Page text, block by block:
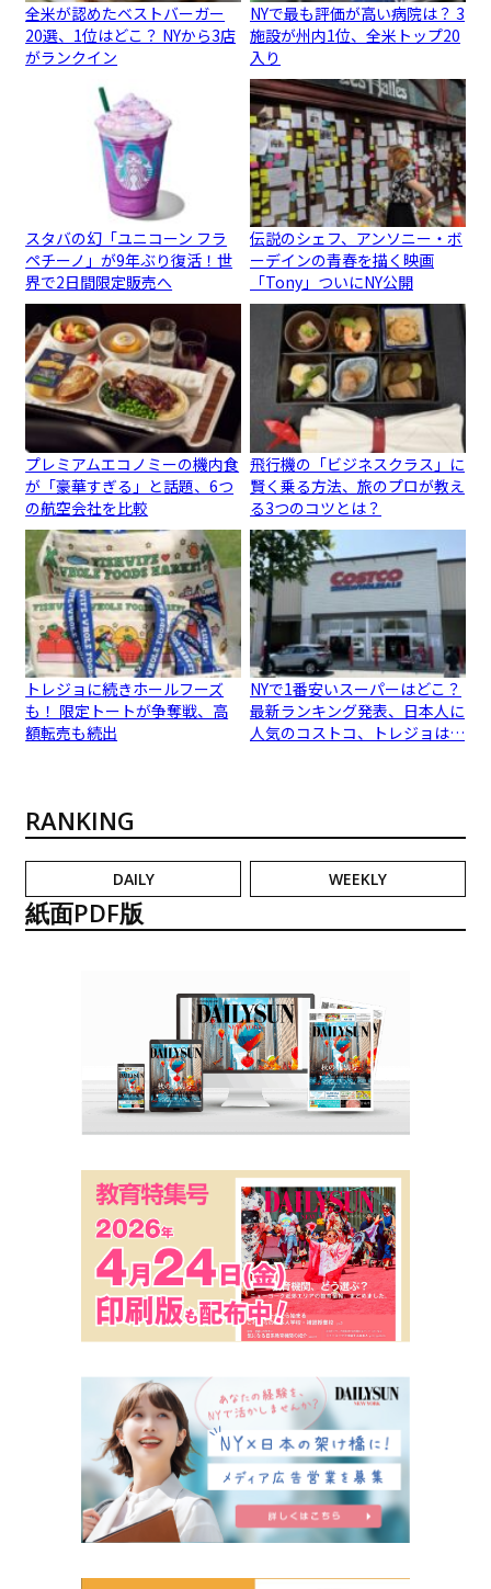
全米が認めたベストバーガー
20選、1位はどこ？ NYから3店
がランクイン
NYで最も評価が高い病院は？ 3
施設が州内1位、全米トップ20
入り
スタバの幻「ユニコーン フラ
ペチーノ」が9年ぶり復活！世
界で2日間限定販売へ
伝説のシェフ、アンソニー・ボ
ーデインの青春を描く映画
「Tony」ついにNY公開
プレミアムエコノミーの機内食
が「豪華すぎる」と話題、6つ
の航空会社を比較
飛行機の「ビジネスクラス」に
賢く乗る方法、旅のプロが教え
る3つのコツとは？
トレジョに続きホールフーズ
も！ 限定トートが争奪戦、高
額転売も続出
NYで1番安いスーパーはどこ？
最新ランキング発表、日本人に
人気のコストコ、トレジョは…
RANKING
DAILY WEEKLY
紙面PDF版